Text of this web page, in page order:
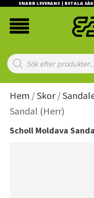
SNABB LEVERANS | BETALA
Products
search
Hem /Skor/
Sandal (Herr)
Scholl Moldava